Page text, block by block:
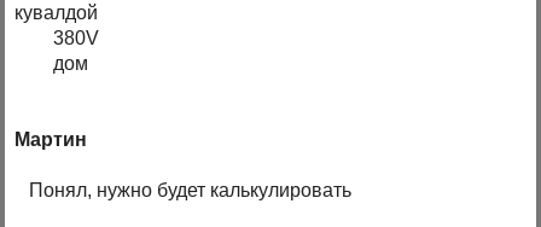
кувалдой
380V
дом
Мартин
Понял, нужно будет калькулировать